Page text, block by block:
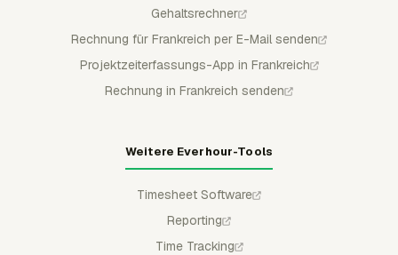
Gehaltsrechner
Rechnung für Frankreich per E-Mail senden
Projektzeiterfassungs-App in Frankreich
Rechnung in Frankreich senden
Weitere Everhour-Tools
Timesheet Software
Reporting
Time Tracking